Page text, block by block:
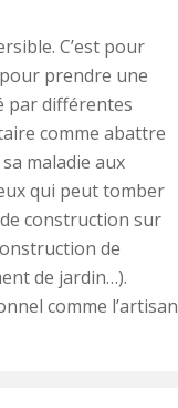
C’est pour
prendre une
par différentes
comme abattre
maladie aux
qui peut tomber
construction sur
de
de jardin…).
comme l’artisan